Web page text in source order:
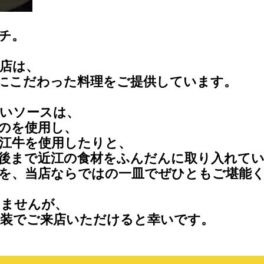
。
は、
こだわった料理をご提供しています。
ソースは、
を使用し、
牛を使用したりと、
まで近江の食材をふんだんに取り入れてい
、当店ならではの一皿でぜひともご堪能く
せんが、
でご来店いただけると幸いです。